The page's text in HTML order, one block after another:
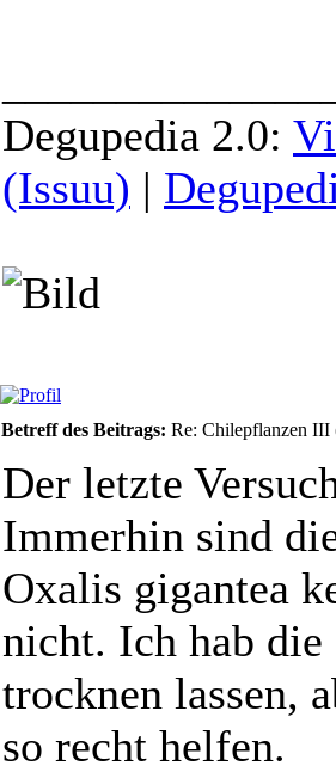
Degupedia 2.0:
(Issuu) |
Betreff des Beitrags: Re: Chilepflanzen
Der letzte
Immerhin sind
Oxalis gigantea
nicht. Ich hab
trocknen lassen,
so recht helfen.